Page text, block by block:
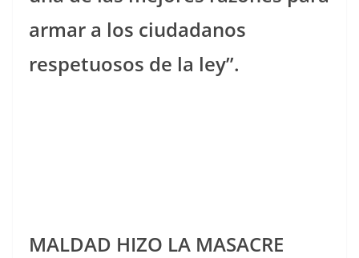
armar a los ciudadanos
respetuosos de la ley”.
MALDAD HIZO LA MASACRE